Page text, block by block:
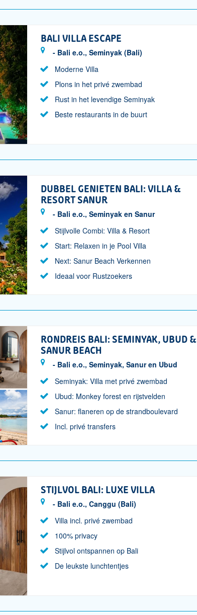
BALI VILLA ESCAPE
- Bali e.o., Seminyak (Bali)
Moderne Villa
Plons in het privé zwembad
Rust in het levendige Seminyak
Beste restaurants in de buurt
DUBBEL GENIETEN BALI: VILLA &
RESORT SANUR
- Bali e.o., Seminyak en Sanur
Stijlvolle Combi: Villa & Resort
Start: Relaxen in je Pool Villa
Next: Sanur Beach Verkennen
Ideaal voor Rustzoekers
RONDREIS BALI: SEMINYAK, UBUD &
SANUR BEACH
- Bali e.o., Seminyak, Sanur en Ubud
Seminyak: Villa met privé zwembad
Ubud: Monkey forest en rijstvelden
Sanur: flaneren op de strandboulevard
Incl. privé transfers
STIJLVOL BALI: LUXE VILLA
- Bali e.o., Canggu (Bali)
Villa incl. privé zwembad
100% privacy
Stijlvol ontspannen op Bali
De leukste lunchtentjes